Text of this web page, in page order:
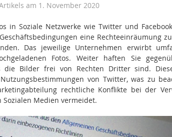
am 1. November 2020
in Soziale Netzwerke wie Twitter und
eine Rechteeinräumung
Das jeweilige Unternehmen erwirbt
Fotos. Weiter haften Sie
die Bilder frei von Rechten Dritter sind.
von Twitter, was zu
rechtliche Konflikte bei der
Medien vermeidet.